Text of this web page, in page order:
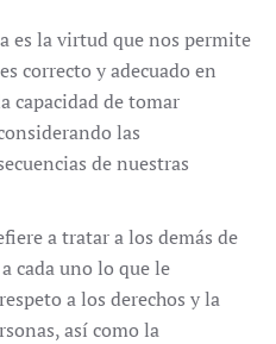
es la virtud que nos permite
correcto y adecuado en
capacidad de tomar
las
de nuestras
a tratar a los demás de
cada uno lo que le
a los derechos y la
así como la